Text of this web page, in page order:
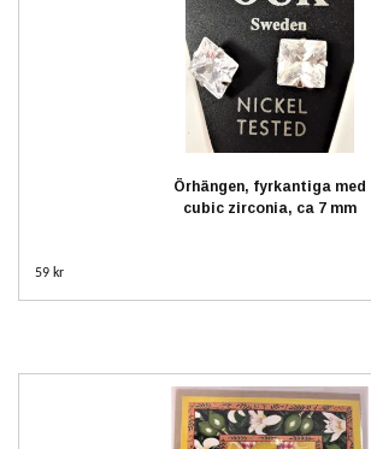
Örhängen, fyrkantiga med
cubic zirconia, ca 7 mm
59 kr